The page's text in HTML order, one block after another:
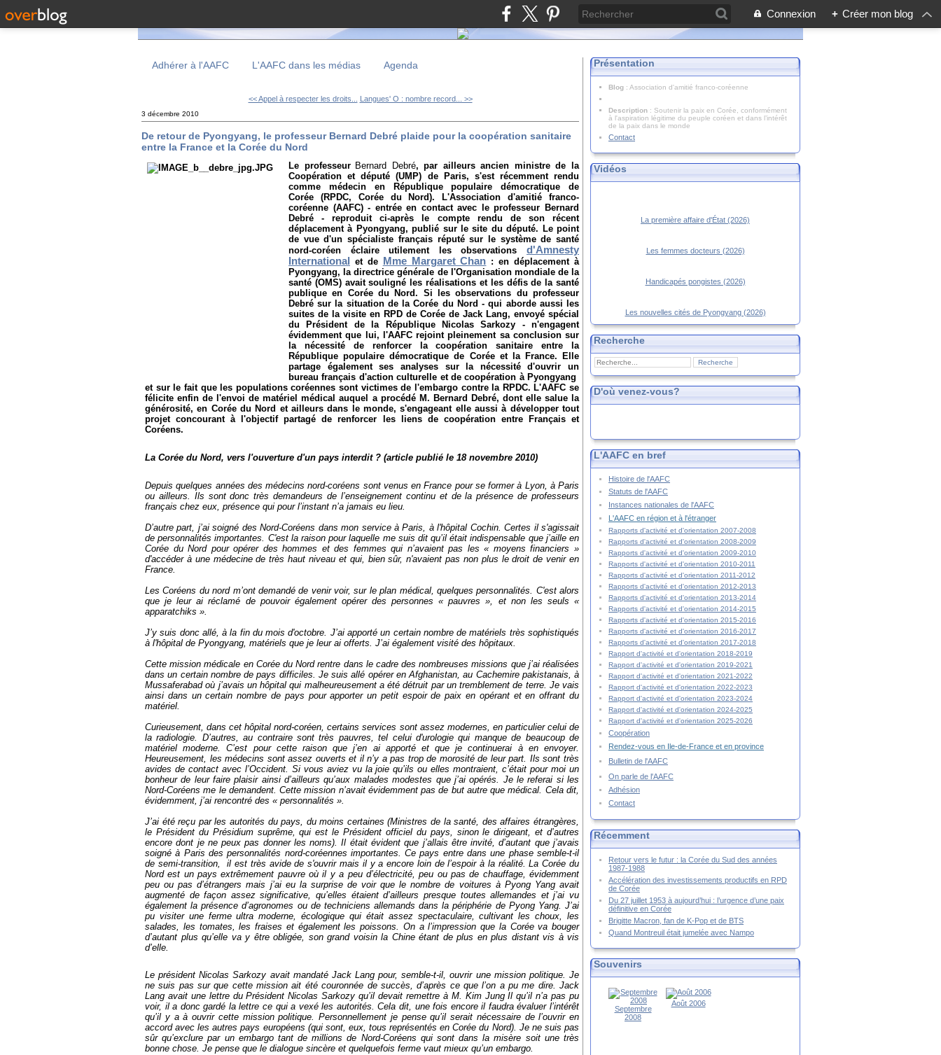
Connexion + Créer mon blog
Adhérer à l'AAFC L'AAFC dans les médias Agenda
<< Appel à respecter les droits... Langues' O : nombre record... >>
3 décembre 2010
De retour de Pyongyang, le professeur Bernard Debré plaide pour la coopération sanitaire
entre la France et la Corée du Nord
Le professeur Bernard Debré, par ailleurs ancien ministre de la
Coopération et député (UMP) de Paris, s'est récemment rendu
comme médecin en République populaire démocratique de
Corée (RPDC, Corée du Nord). L'Association d'amitié franco-
coréenne (AAFC) - entrée en contact avec le professeur Bernard
Debré - reproduit ci-après le compte rendu de son récent
déplacement à Pyongyang, publié sur le site du député. Le point
de vue d'un spécialiste français réputé sur le système de santé
nord-coréen éclaire utilement les observations d'Amnesty
International
et de Mme Margaret Chan : en déplacement à
Pyongyang, la directrice générale de l'Organisation mondiale de la
santé (OMS) avait souligné les réalisations et les défis de la santé
publique en Corée du Nord. Si les observations du professeur
Debré sur la situation de la Corée du Nord - qui aborde aussi les
suites de la visite en RPD de Corée de Jack Lang, envoyé spécial
du Président de la République Nicolas Sarkozy - n'engagent
évidemment que lui, l'AAFC rejoint pleinement sa conclusion sur
la nécessité de renforcer la coopération sanitaire entre la
République populaire démocratique de Corée et la France. Elle
partage également ses analyses sur la nécessité d'ouvrir un
bureau français d'action culturelle et de coopération à Pyongyang
et sur le fait que les populations coréennes sont victimes de l'embargo contre la RPDC. L'AAFC se
félicite enfin de l'envoi de matériel médical auquel a procédé M. Bernard Debré, dont elle salue la
générosité, en Corée du Nord et ailleurs dans le monde, s'engageant elle aussi à développer tout
projet concourant à l'objectif partagé de renforcer les liens de coopération entre Français et
Coréens.
La Corée du Nord, vers l'ouverture d'un pays interdit ? (article publié le 18 novembre 2010)
Depuis quelques années des médecins nord-coréens sont venus en France pour se former à Lyon, à Paris
ou ailleurs. Ils sont donc très demandeurs de l’enseignement continu et de la présence de professeurs
français chez eux, présence qui pour l’instant n’a jamais eu lieu.
D’autre part, j’ai soigné des Nord-Coréens dans mon service à Paris, à l'hôpital Cochin. Certes il s'agissait
de personnalités importantes. C'est la raison pour laquelle me suis dit qu’il était indispensable que j’aille en
Corée du Nord pour opérer des hommes et des femmes qui n’avaient pas les « moyens financiers »
d'accéder à une médecine de très haut niveau et qui, bien sûr, n'avaient pas non plus le droit de venir en
France.
Les Coréens du nord m’ont demandé de venir voir, sur le plan médical, quelques personnalités. C'est alors
que je leur ai réclamé de pouvoir également opérer des personnes « pauvres », et non les seuls «
apparatchiks ».
J’y suis donc allé, à la fin du mois d'octobre. J’ai apporté un certain nombre de matériels très sophistiqués
à l'hôpital de Pyongyang, matériels que je leur ai offerts. J’ai également visité des hôpitaux.
Cette mission médicale en Corée du Nord rentre dans le cadre des nombreuses missions que j’ai réalisées
dans un certain nombre de pays difficiles. Je suis allé opérer en Afghanistan, au Cachemire pakistanais, à
Mussaferabad où j’avais un hôpital qui malheureusement a été détruit par un tremblement de terre. Je vais
ainsi dans un certain nombre de pays pour apporter un petit espoir de paix en opérant et en offrant du
matériel.
Curieusement, dans cet hôpital nord-coréen, certains services sont assez modernes, en particulier celui de
la radiologie. D’autres, au contraire sont très pauvres, tel celui d'urologie qui manque de beaucoup de
matériel moderne. C’est pour cette raison que j’en ai apporté et que je continuerai à en envoyer.
Heureusement, les médecins sont assez ouverts et il n’y a pas trop de morosité de leur part. Ils sont très
avides de contact avec l’Occident. Si vous aviez vu la joie qu’ils ou elles montraient, c’était pour moi un
bonheur de leur faire plaisir ainsi d’ailleurs qu’aux malades modestes que j’ai opérés. Je le referai si les
Nord-Coréens me le demandent. Cette mission n’avait évidemment pas de but autre que médical. Cela dit,
évidemment, j’ai rencontré des « personnalités ».
J’ai été reçu par les autorités du pays, du moins certaines (Ministres de la santé, des affaires étrangères,
le Président du Présidium suprême, qui est le Président officiel du pays, sinon le dirigeant, et d’autres
encore dont je ne peux pas donner les noms). Il était évident que j’allais être invité, d’autant que j’avais
soigné à Paris des personnalités nord-coréennes importantes. Ce pays entre dans une phase semble-t-il
de semi-transition, il est très avide de s'ouvrir mais il y a encore loin de l’espoir à la réalité. La Corée du
Nord est un pays extrêmement pauvre où il y a peu d’électricité, peu ou pas de chauffage, évidemment
peu ou pas d’étrangers mais j’ai eu la surprise de voir que le nombre de voitures à Pyong Yang avait
augmenté de façon assez significative, qu’elles étaient d’ailleurs presque toutes allemandes et j’ai vu
également la présence d’agronomes ou de techniciens allemands dans la périphérie de Pyong Yang. J’ai
pu visiter une ferme ultra moderne, écologique qui était assez spectaculaire, cultivant les choux, les
salades, les tomates, les fraises et également les poissons. On a l’impression que la Corée va bouger
d’autant plus qu’elle va y être obligée, son grand voisin la Chine étant de plus en plus distant vis à vis
d’elle.
Le président Nicolas Sarkozy avait mandaté Jack Lang pour, semble-t-il, ouvrir une mission politique. Je
ne suis pas sur que cette mission ait été couronnée de succès, d’après ce que l’on a pu me dire. Jack
Lang avait une lettre du Président Nicolas Sarkozy qu’il devait remettre à M. Kim Jung Il qu’il n’a pas pu
voir, il a donc gardé la lettre ce qui a vexé les autorités. Cela dit, une fois encore il faudra évaluer l’intérêt
qu’il y a à ouvrir cette mission politique. Personnellement je pense qu’il serait nécessaire de l’ouvrir en
accord avec les autres pays européens (qui sont, eux, tous représentés en Corée du Nord). Je ne suis pas
sûr qu’exclure par un embargo tant de millions de Nord-Coréens qui sont dans la misère soit une très
bonne chose. Je pense que le dialogue sincère et quelquefois ferme vaut mieux qu’un embargo.
Présentation
Blog : Association d'amitié franco-coréenne
Description : Soutenir la paix en Corée, conformément
à l'aspiration légitime du peuple coréen et dans l’intérêt
de la paix dans le monde
Contact
Vidéos
La première affaire d'État (2026)
Les femmes docteurs (2026)
Handicapés pongistes (2026)
Les nouvelles cités de Pyongyang (2026)
Recherche
D'où venez-vous?
L'AAFC en bref
Histoire de l'AAFC
Statuts de l'AAFC
Instances nationales de l'AAFC
L'AAFC en région et à l'étranger
Rapports d'activité et d'orientation 2007-2008
Rapports d'activité et d'orientation 2008-2009
Rapports d'activité et d'orientation 2009-2010
Rapports d'activité et d'orientation 2010-2011
Rapports d'activité et d'orientation 2011-2012
Rapports d'activité et d'orientation 2012-2013
Rapports d'activité et d'orientation 2013-2014
Rapports d'activité et d'orientation 2014-2015
Rapports d'activité et d'orientation 2015-2016
Rapports d'activité et d'orientation 2016-2017
Rapports d'activité et d'orientation 2017-2018
Rapport d'activité et d'orientation 2018-2019
Rapport d'activité et d'orientation 2019-2021
Rapport d'activité et d'orientation 2021-2022
Rapport d'activité et d'orientation 2022-2023
Rapport d'activité et d'orientation 2023-2024
Rapport d'activité et d'orientation 2024-2025
Rapport d'activité et d'orientation 2025-2026
Coopération
Rendez-vous en Ile-de-France et en province
Bulletin de l'AAFC
On parle de l'AAFC
Adhésion
Contact
Récemment
Retour vers le futur : la Corée du Sud des années
1987-1988
Accélération des investissements productifs en RPD
de Corée
Du 27 juillet 1953 à aujourd’hui : l’urgence d’une paix
définitive en Corée
Brigitte Macron, fan de K-Pop et de BTS
Quand Montreuil était jumelée avec Nampo
Souvenirs
Septembre
2008
Août 2006